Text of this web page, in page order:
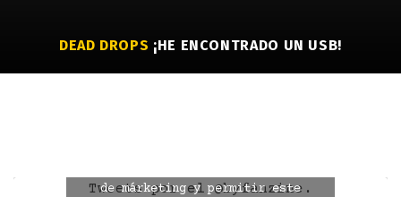
DEAD DROPS ¡HE ENCONTRADO UN USB!
Tweets por el @byfanzine.
de márketing y permitir este